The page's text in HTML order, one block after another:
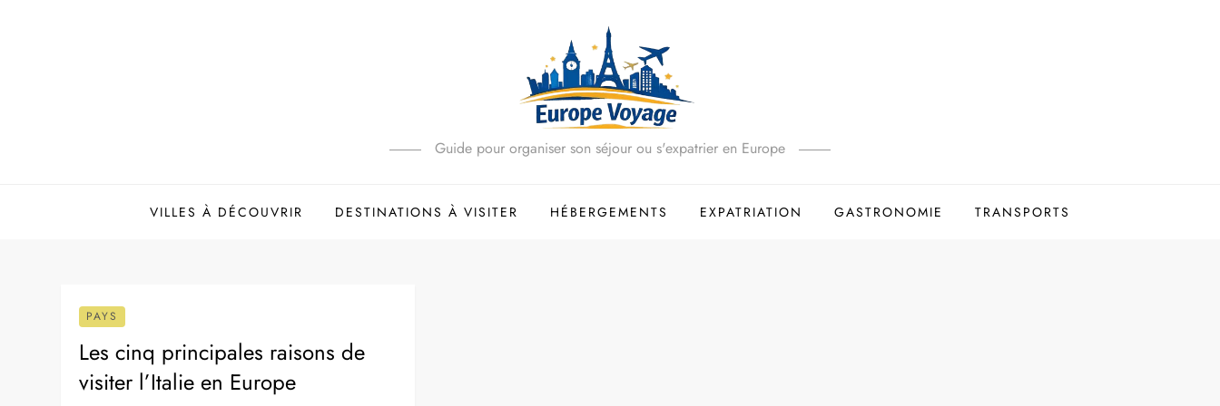
Guide pour organiser son séjour ou s'expatrier en Europe
VILLES À DÉCOUVRIR DESTINATIONS À VISITER HÉBERGEMENTS EXPATRIATION GASTRONOMIE TRANSPORTS
PAYS
Les cinq principales raisons de
visiter l’Italie en Europe